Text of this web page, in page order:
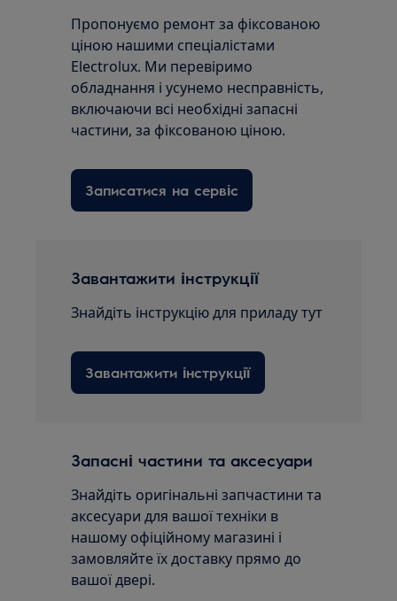
Пропонуємо ремонт за фіксованою
ціною нашими спеціалістами
Electrolux. Ми перевіримо
обладнання і усунемо несправність,
включаючи всі необхідні запасні
частини, за фіксованою ціною.
Записатися на сервіс
Завантажити інструкції
Знайдіть інструкцію для приладу тут
Завантажити інструкції
Запасні частини та аксесуари
Знайдіть оригінальні запчастини та
аксесуари для вашої техніки в
нашому офіційному магазині і
замовляйте їх доставку прямо до
вашої двері.